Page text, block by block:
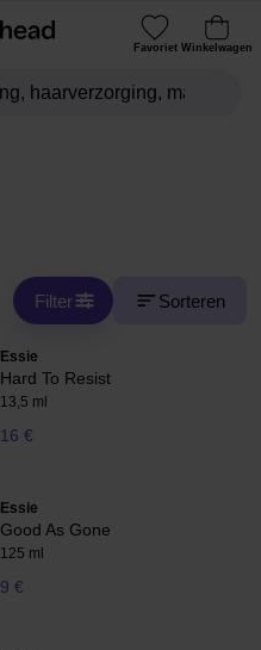
Favoriet Winkelwagen
Filter Sorteren
Essie
Hard To Resist
13,5 ml
16 €
Essie
Good As Gone
125 ml
9 €